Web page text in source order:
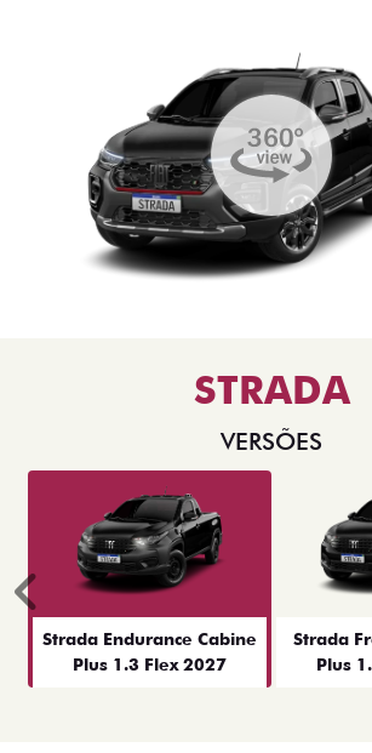
STRADA
VERSÕES
Strada Endurance Cabine
Plus 1.3 Flex 2027
Strada
Plus
Anterior